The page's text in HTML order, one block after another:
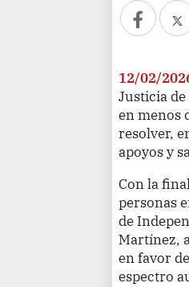
12/02/
Justicia
en menos
resolver,
apoyos y
Con la
personas
de
Martínez,
en favor
espectro